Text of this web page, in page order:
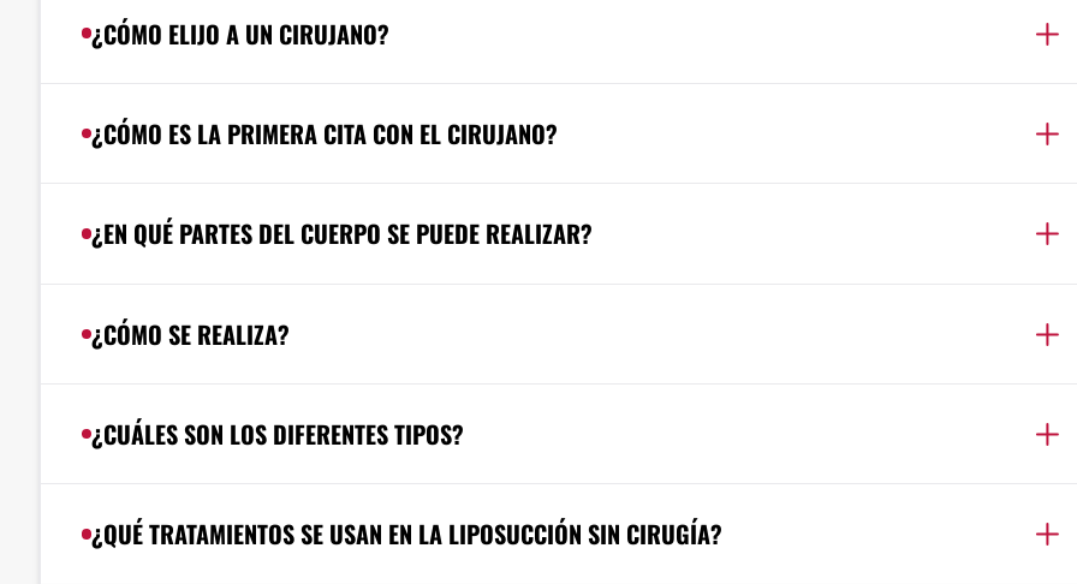
¿CÓMO ELIJO A UN CIRUJANO?
¿CÓMO ES LA PRIMERA CITA CON EL CIRUJANO?
¿EN QUÉ PARTES DEL CUERPO SE PUEDE REALIZAR?
¿CÓMO SE REALIZA?
¿CUÁLES SON LOS DIFERENTES TIPOS?
¿QUÉ TRATAMIENTOS SE USAN EN LA LIPOSUCCIÓN SIN CIRUGÍA?